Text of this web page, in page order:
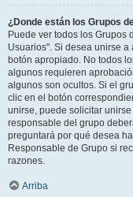
¿Donde están los Grupos
Puede ver todos los Grupos
Usuarios". Si desea unirse
botón apropiado. No todos
algunos requieren
algunos son ocultos. Si el
clic en el botón
unirse, puede solicitar
responsable del grupo
preguntará por qué desea
Responsable de Grupo si
razones.
Arriba